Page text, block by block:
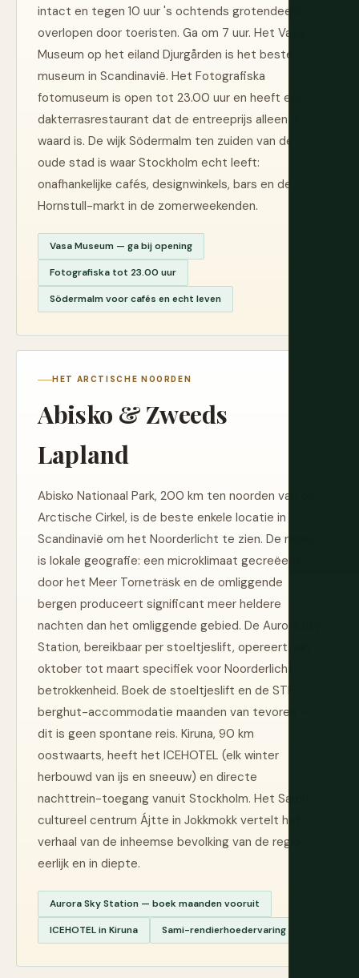
intact en tegen 10 uur 's ochtends grotendeels
overlopen door toeristen. Ga om 7 uur. Het Vasa
Museum op het eiland Djurgården is het beste
museum in Scandinavië. Het Fotografiska
fotomuseum is open tot 23.00 uur en heeft een
dakterrasrestaurant dat de entreeprijs alleen al
waard is. De wijk Södermalm ten zuiden van de
oude stad is waar Stockholm echt leeft:
onafhankelijke cafés, designwinkels, bars en de
Hornstull-markt in de zomerweekenden.
Vasa Museum — ga bij opening
Fotografiska tot 23.00 uur
Södermalm voor cafés en echt leven
HET ARCTISCHE NOORDEN
Abisko & Zweeds
Lapland
Abisko Nationaal Park, 200 km ten noorden van de
Arctische Cirkel, is de beste enkele locatie in
Scandinavië om het Noorderlicht te zien. De reden
is lokale geografie: een microklimaat gecreëerd
door het Meer Torneträsk en de omliggende
bergen produceert significant meer heldere
nachten dan het omliggende gebied. De Aurora Sky
Station, bereikbaar per stoeltjeslift, opereert van
oktober tot maart specifiek voor Noorderlicht-
betrokkenheid. Boek de stoeltjeslift en de STF-
berghut-accommodatie maanden van tevoren —
dit is geen spontane reis. Kiruna, 90 km
oostwaarts, heeft het ICEHOTEL (elk winter
herbouwd van ijs en sneeuw) en directe
nachttrein-toegang vanuit Stockholm. Het Sami-
cultureel centrum Ájtte in Jokkmokk vertelt het
verhaal van de inheemse bevolking van de regio
eerlijk en in diepte.
Aurora Sky Station — boek maanden vooruit
ICEHOTEL in Kiruna Sami-rendierhoedervaring